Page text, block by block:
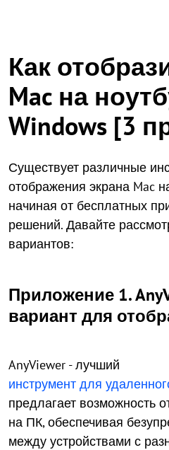
Как
Mac на
Windows [3
Существует различные
отображения экрана Mac
начиная от бесплатных
решений. Давайте
вариантов:
Приложение 1.
вариант для
AnyViewer - лучший
инструмент для
предлагает возможность
на ПК, обеспечивая
между устройствами с